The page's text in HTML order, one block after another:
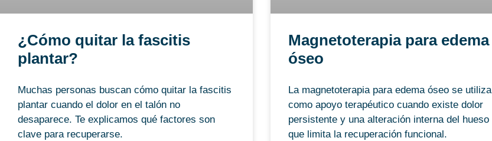
¿Cómo quitar la fascitis
plantar?
Muchas personas buscan cómo quitar la fascitis
plantar cuando el dolor en el talón no
desaparece. Te explicamos qué factores son
clave para recuperarse.
Magnetoterapia para edema
óseo
La magnetoterapia para edema óseo se utiliza
como apoyo terapéutico cuando existe dolor
persistente y una alteración interna del hueso
que limita la recuperación funcional.